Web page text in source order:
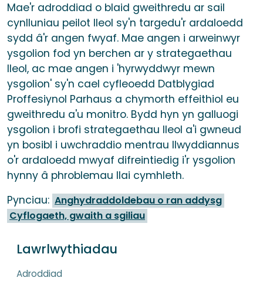
Mae'r adroddiad o blaid gweithredu ar sail
cynlluniau peilot lleol sy'n targedu'r ardaloedd
sydd â'r angen fwyaf. Mae angen i arweinwyr
ysgolion fod yn berchen ar y strategaethau
lleol, ac mae angen i 'hyrwyddwyr mewn
ysgolion' sy'n cael cyfleoedd Datblygiad
Proffesiynol Parhaus a chymorth effeithiol eu
gweithredu a'u monitro. Bydd hyn yn galluogi
ysgolion i brofi strategaethau lleol a'i gwneud
yn bosibl i uwchraddio mentrau llwyddiannus
o'r ardaloedd mwyaf difreintiedig i'r ysgolion
hynny â phroblemau llai cymhleth.
Pynciau: Anghydraddoldebau o ran addysg
Cyflogaeth, gwaith a sgiliau
Lawrlwythiadau
Adroddiad